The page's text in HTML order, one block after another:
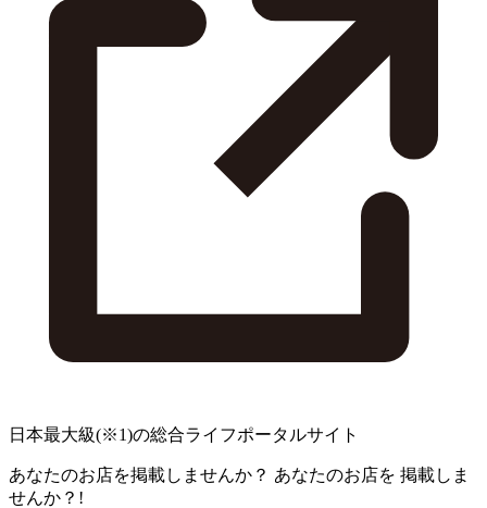
日本最大級(※1)の総合ライフポータルサイト
あなたのお店を掲載しませんか？ あなたのお店を 掲載しま
せんか？!